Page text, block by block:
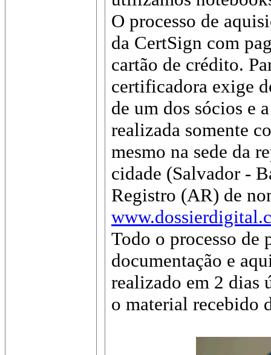
O processo de
da CertSign com
cartão de crédito.
certificadora exige
de um dos sócios e
realizada somente
mesmo na sede da
cidade (Salvador -
Registro (AR) de
Todo o processo de
documentação e
realizado em 2 dias
o material recebido